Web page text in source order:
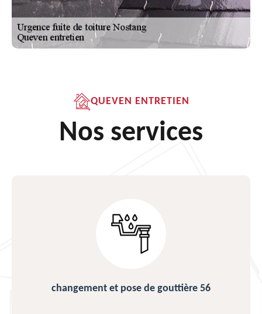
QUEVEN ENTRETIEN
Nos services
changement et pose de gouttière 56